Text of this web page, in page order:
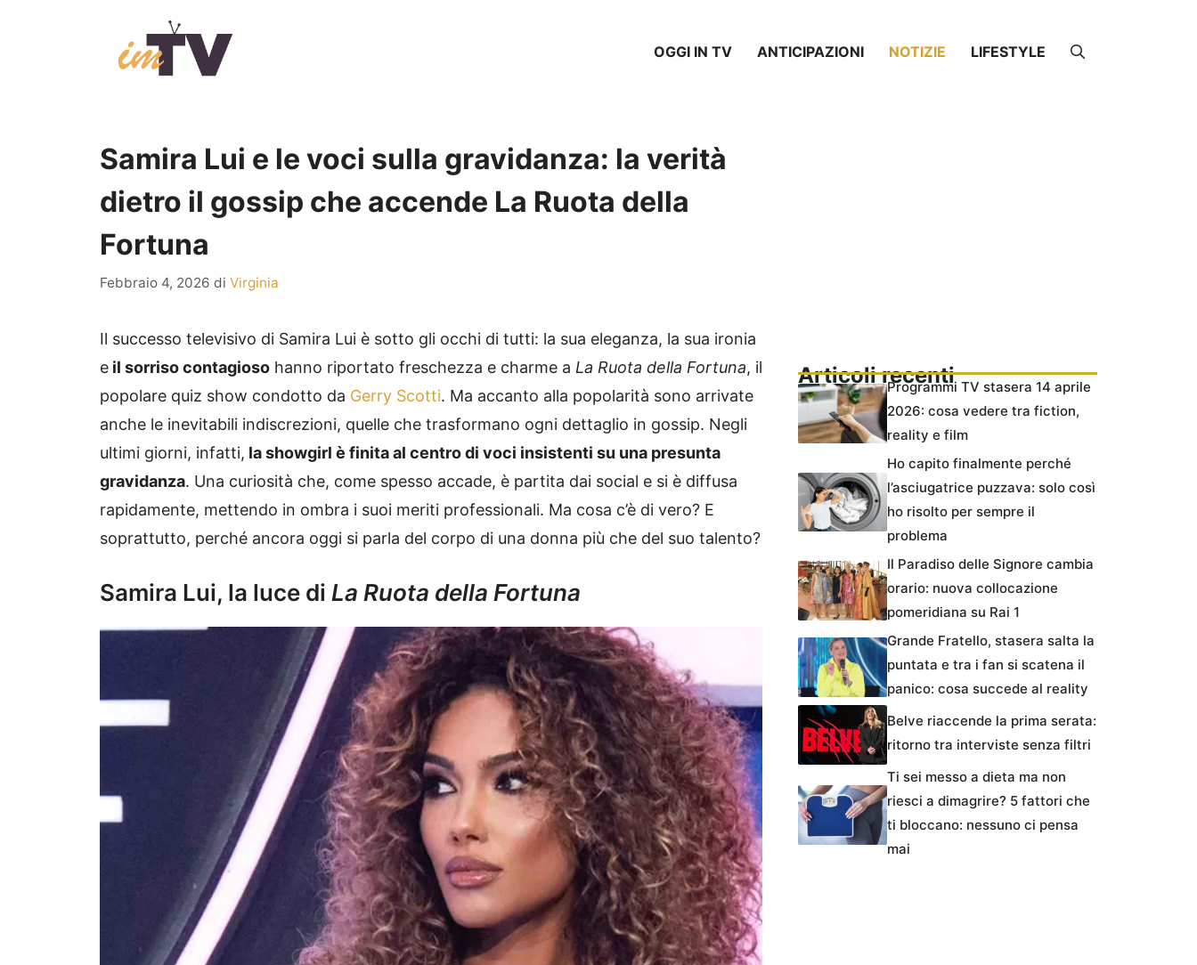
OGGI IN TV ANTICIPAZIONI NOTIZIE LIFESTYLE
Samira Lui e le voci sulla gravidanza: la verità
dietro il gossip che accende La Ruota della
Fortuna
Febbraio 4, 2026 di Virginia
Il successo televisivo di Samira Lui è sotto gli occhi di tutti: la sua eleganza, la sua ironia
e il sorriso contagioso hanno riportato freschezza e charme a La Ruota della Fortuna, il
popolare quiz show condotto da Gerry Scotti. Ma accanto alla popolarità sono arrivate
anche le inevitabili indiscrezioni, quelle che trasformano ogni dettaglio in gossip. Negli
ultimi giorni, infatti, la showgirl è finita al centro di voci insistenti su una presunta
gravidanza. Una curiosità che, come spesso accade, è partita dai social e si è diffusa
rapidamente, mettendo in ombra i suoi meriti professionali. Ma cosa c’è di vero? E
soprattutto, perché ancora oggi si parla del corpo di una donna più che del suo talento?
Samira Lui, la luce di La Ruota della Fortuna
Articoli recentiProgrammi TV stasera 14 aprile
2026: cosa vedere tra fiction,
reality e film
Ho capito finalmente perché
l’asciugatrice puzzava: solo così
ho risolto per sempre il
problema
Il Paradiso delle Signore cambia
orario: nuova collocazione
pomeridiana su Rai 1
Grande Fratello, stasera salta la
puntata e tra i fan si scatena il
panico: cosa succede al reality
Belve riaccende la prima serata:
ritorno tra interviste senza filtri
Ti sei messo a dieta ma non
riesci a dimagrire? 5 fattori che
ti bloccano: nessuno ci pensa
mai